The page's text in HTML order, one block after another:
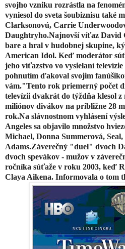
svojho vzniku rozrástla na
vyniesol do sveta šoubiznisu také
Clarksonovú, Carrie
Daughtryho.Najnovší víťaz David
bare a hral v hudobnej skupine,
American Idol. Keď moderátor
jeho víťazstvo vo vysielaní
pohnutím ďakoval svojim
vám."Tento rok priemerný počet
televízii dvakrát do týždňa klesol z
miliónov divákov na približne 28
rok.Na slávnostnom vyhlásení
Angeles sa objavilo množstvo
Michael, Donna Summerová,
Adams.Záverečný "duel" dvoch
dvoch spevákov - mužov v
ročníka súťaže v roku 2003, keď
Claya Aikena. Informovala o tom